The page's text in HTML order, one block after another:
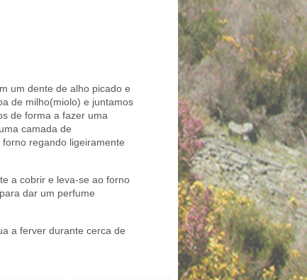
um dente de alho picado e
de milho(miolo) e juntamos
de forma a fazer uma
camada de
regando ligeiramente
a cobrir e leva-se ao forno
dar um perfume
a ferver durante cerca de